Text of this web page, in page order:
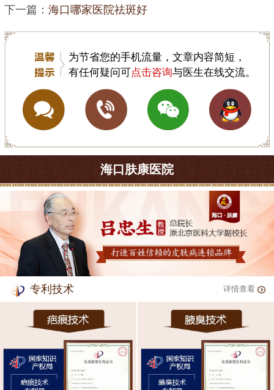
下一篇： 海口哪家医院祛斑好
为节省您的手机流量，文章内容简短，
有任何疑问可点击咨询与医生在线交流。
海口肤康医院
专利技术 详情查看